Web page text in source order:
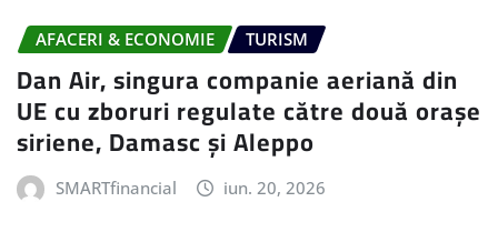
AFACERI & ECONOMIE TURISM
Dan Air, singura companie aeriană din
UE cu zboruri regulate către două orașe
siriene, Damasc și Aleppo
SMARTfinancial iun. 20, 2026